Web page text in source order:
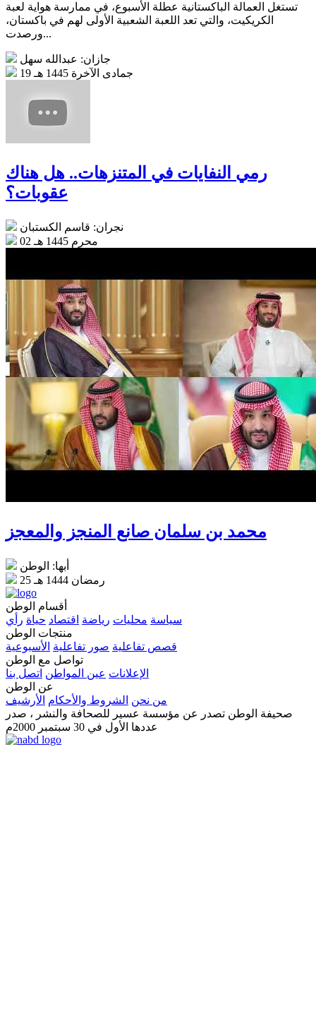
تستغل العمالة الباكستانية عطلة الأسبوع، في ممارسة هواية لعبة
الكريكيت، والتي تعد اللعبة الشعبية الأولى لهم في باكستان،
ورصدت...
جازان: عبدالله سهل
19 جمادى الآخرة 1445 هـ
رمي النفايات في المتنزهات.. هل هناك
عقوبات؟
نجران: قاسم الكستبان
02 محرم 1445 هـ
محمد بن سلمان صانع المنجز والمعجز
أبها: الوطن
25 رمضان 1444 هـ
أقسام الوطن
سياسة محليات رياضة اقتصاد حياة رأي
منتجات الوطن
قصص تفاعلية صور تفاعلية الأسبوعية
تواصل مع الوطن
الإعلانات عين المواطن اتصل بنا
عن الوطن
من نحن الشروط والأحكام الأرشيف
صحيفة الوطن تصدر عن مؤسسة عسير للصحافة والنشر ، صدر
عددها الأول في 30 سبتمبر 2000م